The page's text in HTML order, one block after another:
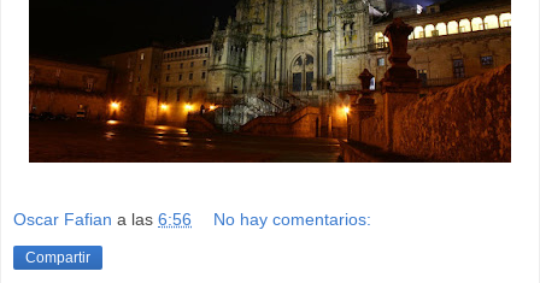
Oscar Fafian a las 6:56 No hay comentarios:
Compartir